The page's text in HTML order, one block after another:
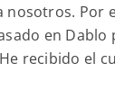
Por
en
recibido el